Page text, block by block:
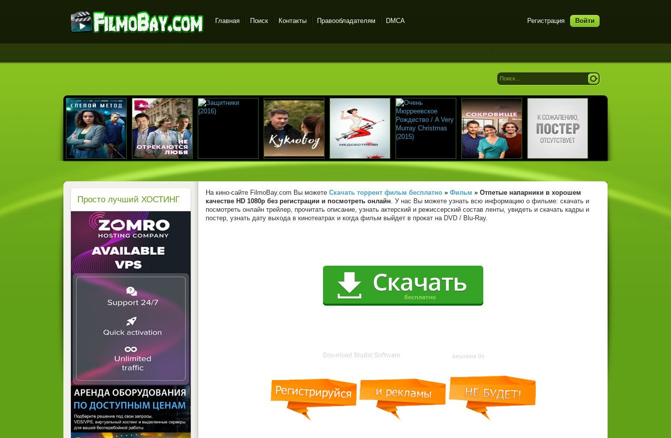
качестве бесплатно
Регистрация Войти
Главная Поиск Контакты Правообладателям DMCA
На кино-сайте FilmoBay.com Вы можете Скачать торрент фильм бесплатно » Фильм » Отпетые напарники в хорошем
качестве HD 1080p без регистрации и посмотреть онлайн. У нас Вы можете узнать всю информацию о фильме: скачать и
посмотреть онлайн трейлер, прочитать описание, узнать актерский и режиссерский состав ленты, увидеть и скачать кадры и
постер, узнать дату выхода в кинотеатрах и когда фильм выйдет в прокат на DVD / Blu-Ray.
Просто лучший ХОСТИНГ